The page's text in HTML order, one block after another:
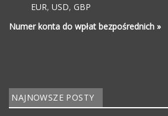
EUR, USD, GBP
Numer konta do wpłat bezpośrednich »
NAJNOWSZE POSTY